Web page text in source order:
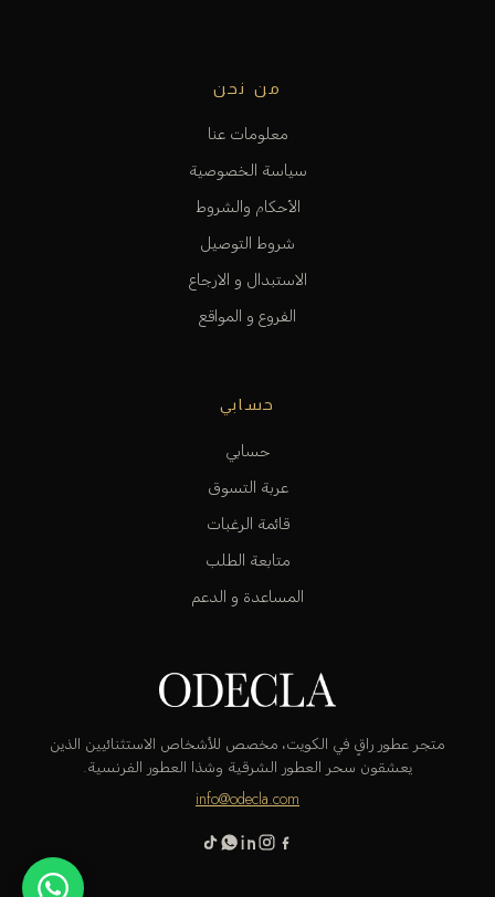
من نحن
معلومات عنا
سياسة الخصوصية
الأحكام والشروط
شروط التوصيل
الاستبدال و الارجاع
الفروع و المواقع
حسابي
حسابي
عربة التسوق
قائمة الرغبات
متابعة الطلب
المساعدة و الدعم
متجر عطور راقٍ في الكويت، مخصص للأشخاص الاستثنائيين الذين
يعشقون سحر العطور الشرقية وشذا العطور الفرنسية.
info@odecla.com